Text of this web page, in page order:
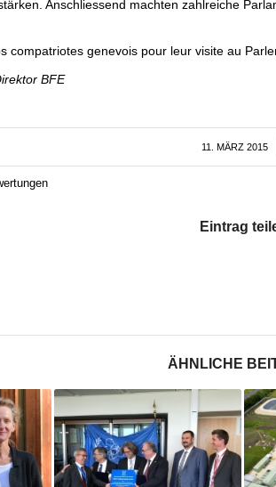
Anschliessend machten zahlreiche
compatriotes genevois pour leur visite au
BFE
11. MÄRZ 2015
/
Eintrag
ÄHNLICHE